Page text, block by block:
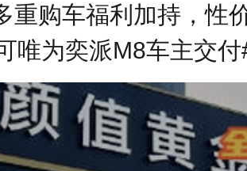
重购车福利加持，性
唯为奕派M8车主交